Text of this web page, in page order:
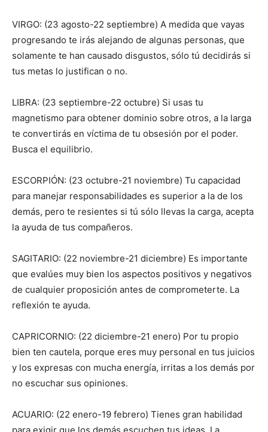
VIRGO: (23 agosto-22 septiembre) A medida que vayas
progresando te irás alejando de algunas personas, que
solamente te han causado disgustos, sólo tú decidirás si
tus metas lo justifican o no.
LIBRA: (23 septiembre-22 octubre) Si usas tu
magnetismo para obtener dominio sobre otros, a la larga
te convertirás en víctima de tu obsesión por el poder.
Busca el equilibrio.
ESCORPIÓN: (23 octubre-21 noviembre) Tu capacidad
para manejar responsabilidades es superior a la de los
demás, pero te resientes si tú sólo llevas la carga, acepta
la ayuda de tus compañeros.
SAGITARIO: (22 noviembre-21 diciembre) Es importante
que evalúes muy bien los aspectos positivos y negativos
de cualquier proposición antes de comprometerte. La
reflexión te ayuda.
CAPRICORNIO: (22 diciembre-21 enero) Por tu propio
bien ten cautela, porque eres muy personal en tus juicios
y los expresas con mucha energía, irritas a los demás por
no escuchar sus opiniones.
ACUARIO: (22 enero-19 febrero) Tienes gran habilidad